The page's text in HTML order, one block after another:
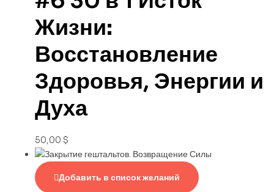
Жизни:
Восстановление
Здоровья, Энергии и
Духа
50,00 $
Добавить в список желаний